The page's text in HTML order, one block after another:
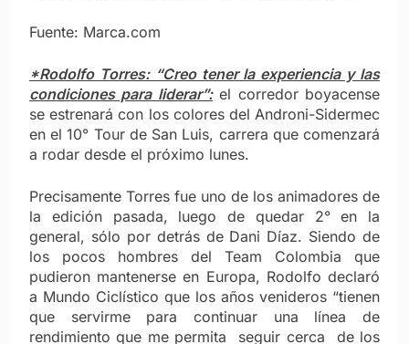
Fuente: Marca.com
*Rodolfo Torres: “Creo tener la experiencia y las
condiciones para liderar”:el corredor boyacense
se estrenará con los colores del Androni-Sidermec
en el 10° Tour de San Luis, carrera que comenzará
a rodar desde el próximo lunes.
Precisamente Torres fue uno de los animadores de
la edición pasada, luego de quedar 2° en la
general, sólo por detrás de Dani Díaz. Siendo de
los pocos hombres del Team Colombia que
pudieron mantenerse en Europa, Rodolfo declaró
a Mundo Ciclístico que los años venideros “tienen
que servirme para continuar una línea de
rendimiento que me permita seguir cerca de los